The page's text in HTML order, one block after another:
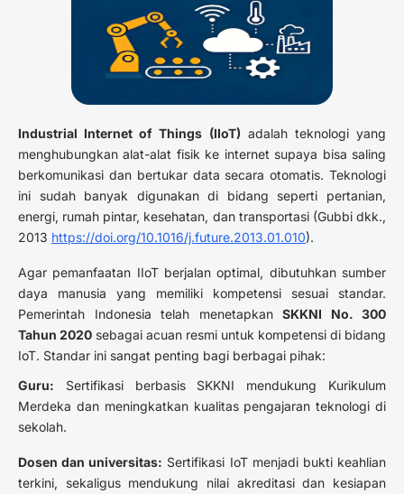
Industrial Internet of Things (IIoT) adalah teknologi yang
menghubungkan alat-alat fisik ke internet supaya bisa saling
berkomunikasi dan bertukar data secara otomatis. Teknologi
ini sudah banyak digunakan di bidang seperti pertanian,
energi, rumah pintar, kesehatan, dan transportasi (Gubbi dkk.,
2013 https://doi.org/10.1016/j.future.2013.01.010).
Agar pemanfaatan IIoT berjalan optimal, dibutuhkan sumber
daya manusia yang memiliki kompetensi sesuai standar.
Pemerintah Indonesia telah menetapkan SKKNI No. 300
Tahun 2020 sebagai acuan resmi untuk kompetensi di bidang
IoT. Standar ini sangat penting bagi berbagai pihak:
Guru: Sertifikasi berbasis SKKNI mendukung Kurikulum
Merdeka dan meningkatkan kualitas pengajaran teknologi di
sekolah.
Dosen dan universitas: Sertifikasi IoT menjadi bukti keahlian
terkini, sekaligus mendukung nilai akreditasi dan kesiapan